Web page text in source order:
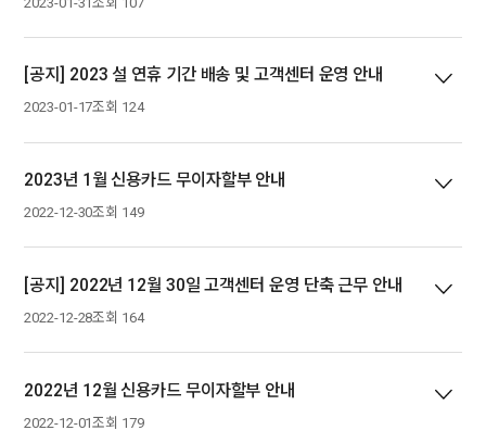
[공지] 2023 설 연휴 기간 배송 및 고객센터 운영 안내
2023-01-17조회 124
2023년 1월 신용카드 무이자할부 안내
2022-12-30조회 149
[공지] 2022년 12월 30일 고객센터 운영 단축 근무 안내
2022-12-28조회 164
2022년 12월 신용카드 무이자할부 안내
2022-12-01조회 179